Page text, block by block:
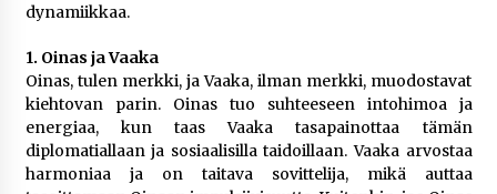
dynamiikkaa.
1. Oinas ja Vaaka
Oinas, tulen merkki, ja Vaaka, ilman merkki, muodostavat
kiehtovan parin. Oinas tuo suhteeseen intohimoa ja
energiaa, kun taas Vaaka tasapainottaa tämän
diplomatiallaan ja sosiaalisilla taidoillaan. Vaaka arvostaa
harmoniaa ja on taitava sovittelija, mikä auttaa